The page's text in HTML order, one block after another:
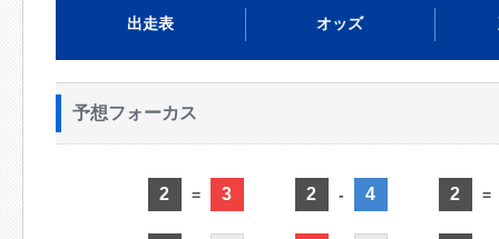
出走表 オッズ
予想フォーカス
2 = 3 2 - 4 2 =